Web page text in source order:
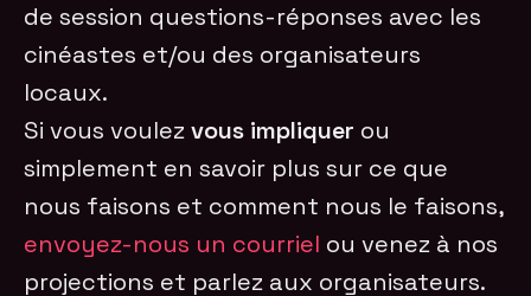
de session questions-réponses avec les
cinéastes et/ou des organisateurs
locaux.
Si vous voulezvous impliquer ou
simplement en savoir plus sur ce que
nous faisons et comment nous le faisons,
envoyez-nous un courriel ou venez à nos
projections et parlez aux organisateurs.